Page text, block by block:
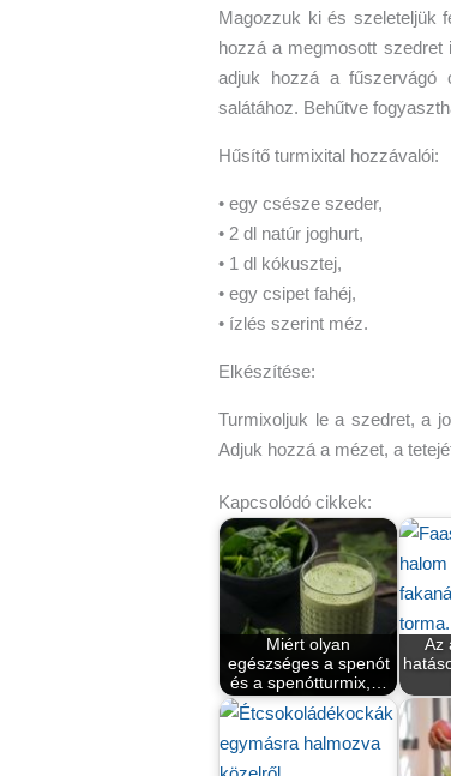
Magozzuk ki és szeleteljük
hozzá a megmosott
adjuk hozzá a fűszervágó
salátához. Behűtve
Hűsítő turmixital hozzávalói:
• egy csésze szeder,
• 2 dl natúr joghurt,
• 1 dl kókusztej,
• egy csipet fahéj,
• ízlés szerint méz.
Elkészítése:
Turmixoljuk le a szedret, a
Adjuk hozzá a mézet, a
Kapcsolódó cikkek:
Miért olyan
egészséges a spenót
és a spenótturmix,…
Az